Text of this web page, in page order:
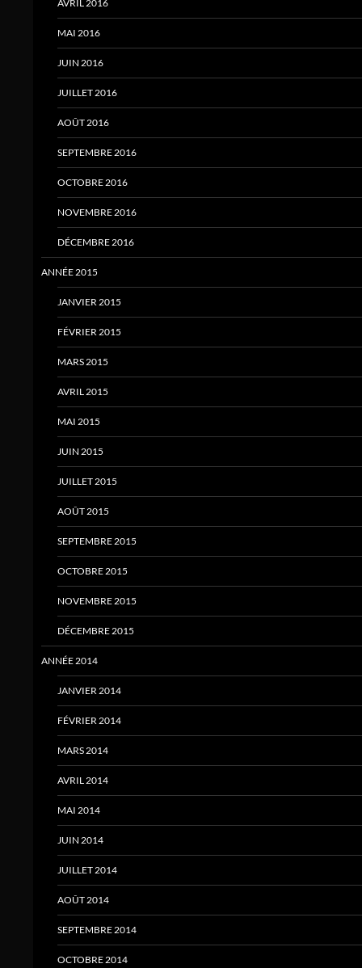
AVRIL 2016
MAI 2016
JUIN 2016
JUILLET 2016
AOÛT 2016
SEPTEMBRE 2016
OCTOBRE 2016
NOVEMBRE 2016
DÉCEMBRE 2016
ANNÉE 2015
JANVIER 2015
FÉVRIER 2015
MARS 2015
AVRIL 2015
MAI 2015
JUIN 2015
JUILLET 2015
AOÛT 2015
SEPTEMBRE 2015
OCTOBRE 2015
NOVEMBRE 2015
DÉCEMBRE 2015
ANNÉE 2014
JANVIER 2014
FÉVRIER 2014
MARS 2014
AVRIL 2014
MAI 2014
JUIN 2014
JUILLET 2014
AOÛT 2014
SEPTEMBRE 2014
OCTOBRE 2014